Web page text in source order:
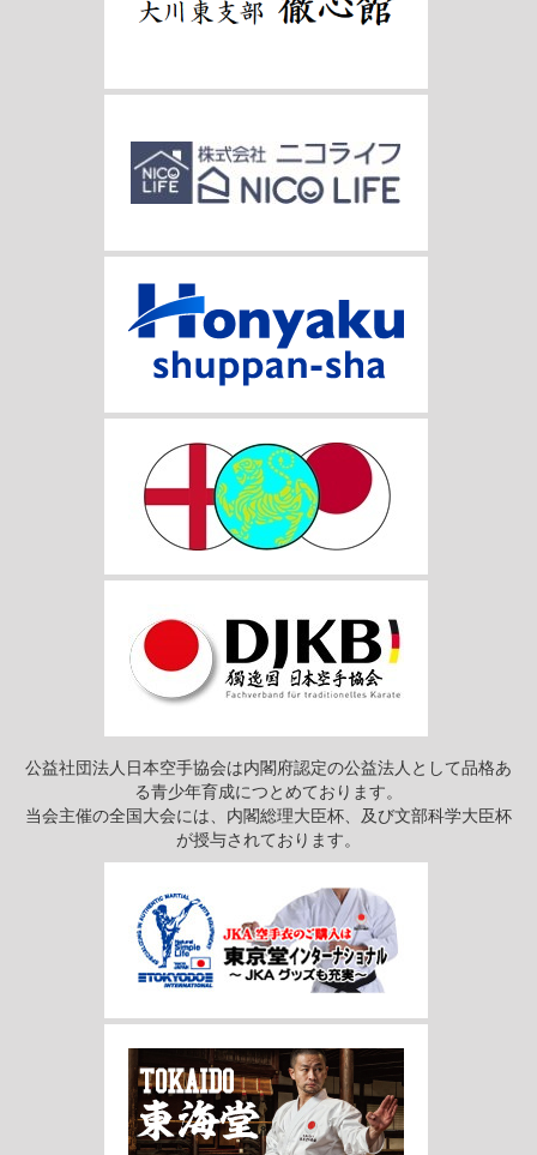
公益社団法人日本空手協会は内閣府認定の公益法人として品格あ
る青少年育成につとめております。
当会主催の全国大会には、内閣総理大臣杯、及び文部科学大臣杯
が授与されております。